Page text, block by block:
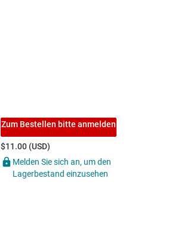
Zum Bestellen bitte anmelden
$11.00 (USD)
Melden Sie sich an, um den
Lagerbestand einzusehen